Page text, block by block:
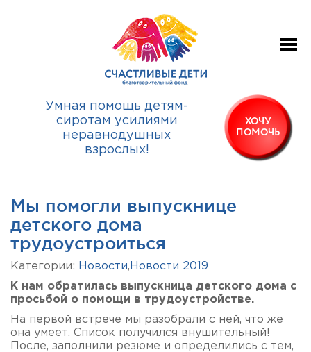
Умная помощь детям-
сиротам усилиями
неравнодушных
взрослых!
ХОЧУ
ПОМОЧЬ
Мы помогли выпускнице
детского дома
трудоустроиться
Категории: Новости, Новости 2019
К нам обратилась выпускница детского дома с
просьбой о помощи в трудоустройстве.
На первой встрече мы разобрали с ней, что же
она умеет. Список получился внушительный!
После, заполнили резюме и определились с тем,